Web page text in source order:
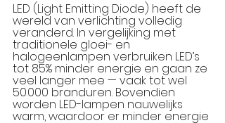
LED (Light Emitting Diode) heeft de
wereld van verlichting volledig
veranderd. In vergelijking met
traditionele gloei- en
halogeenlampen verbruiken LED’s
tot 85% minder energie en gaan ze
veel langer mee — vaak tot wel
50.000 branduren. Bovendien
worden LED-lampen nauwelijks
warm, waardoor er minder energie